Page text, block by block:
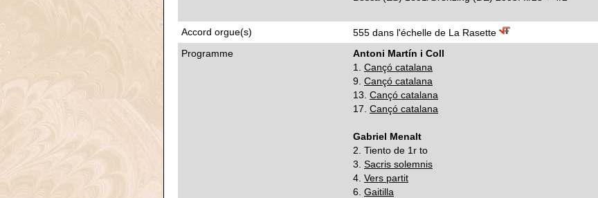
Accord orgue(s)
555 dans l'échelle de La Rasette
Programme
Antoni Martín i Coll
1. Cançó catalana
9. Cançó catalana
13. Cançó catalana
17. Cançó catalana
Gabriel Menalt
2. Tiento de 1r to
3. Sacris solemnis
4. Vers partit
6. Gaitilla